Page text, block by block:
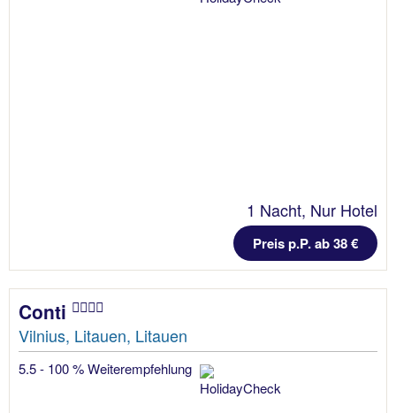
1 Nacht, Nur Hotel
Preis p.P. ab 38 €
Conti
Vilnius, Litauen, Litauen
5.5 - 100 % Weiterempfehlung